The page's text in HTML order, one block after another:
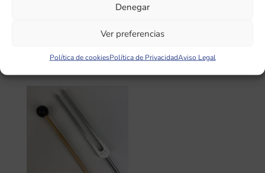
Denegar
Ver preferencias
Política de cookiesPolítica de PrivacidadAviso Legal
Cósmica Planetaria
SIN pesas
255,00€